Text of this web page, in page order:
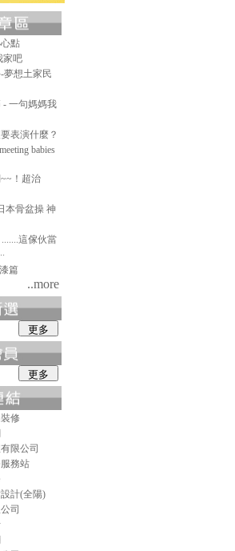
點
家吧
夢想土家民
- 一句媽媽我
表演什麼？
babies
！超治
本骨盆操 神
這傢伙當
篇
..more
修
限公司
務站
計(全陽)
司